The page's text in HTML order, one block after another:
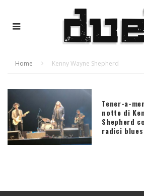
Home Kenny Wayne Shepherd
Tener-a-
notte di
Shepherd
radici blues